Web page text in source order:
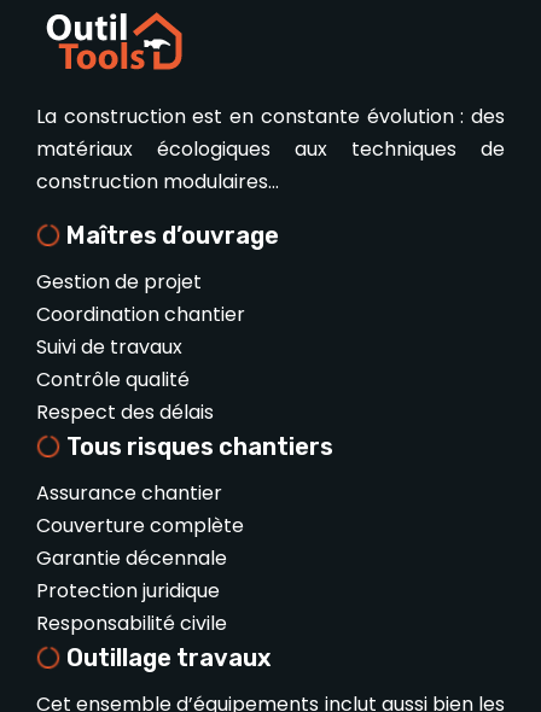
La construction est en constante évolution : des
matériaux écologiques aux techniques de
construction modulaires…
Maîtres d’ouvrage
Gestion de projet
Coordination chantier
Suivi de travaux
Contrôle qualité
Respect des délais
Tous risques chantiers
Assurance chantier
Couverture complète
Garantie décennale
Protection juridique
Responsabilité civile
Outillage travaux
Cet ensemble d’équipements inclut aussi bien les